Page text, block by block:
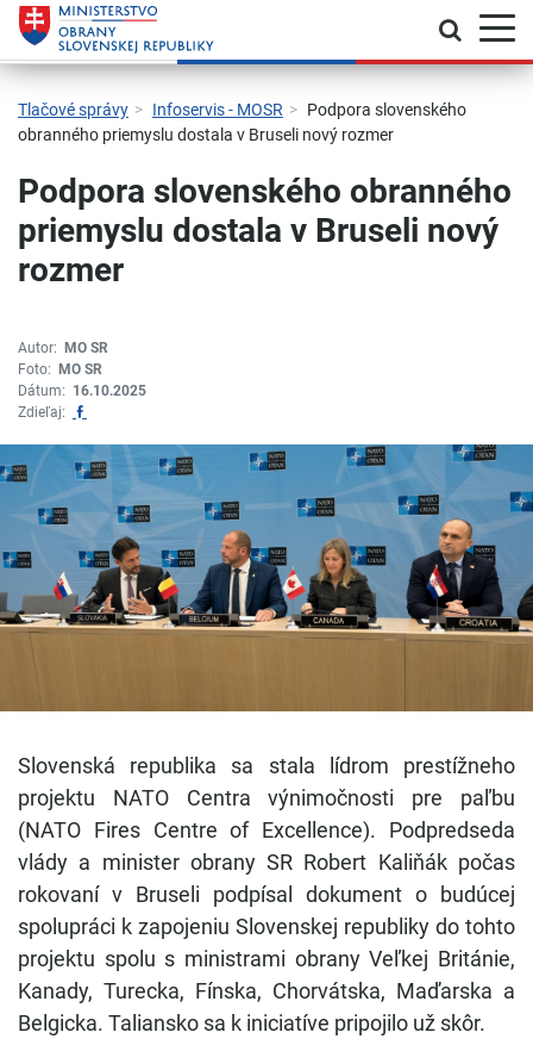
Skočiť na hlavnú navigáciu
Skočiť na obsah
Skočiť na bočný panel
Skočiť na pätičku
Kontakt
Prehlásenie o prístupnosti
Tlačové správy Infoservis - MOSR
Podpora slovenského
obranného priemyslu dostala v Bruseli nový rozmer
Podpora slovenského obranného
priemyslu dostala v Bruseli nový
rozmer
Autor:
MO SR
Foto:
MO SR
Dátum: 16.10.2025
Zdieľaj:
Slovenská republika sa stala lídrom prestížneho
projektu NATO Centra výnimočnosti pre paľbu
(NATO Fires Centre of Excellence). Podpredseda
vlády a minister obrany SR Robert Kaliňák počas
rokovaní v Bruseli podpísal dokument o budúcej
spolupráci k zapojeniu Slovenskej republiky do tohto
projektu spolu s ministrami obrany Veľkej Británie,
Kanady, Turecka, Fínska, Chorvátska, Maďarska a
Belgicka. Taliansko sa k iniciatíve pripojilo už skôr.